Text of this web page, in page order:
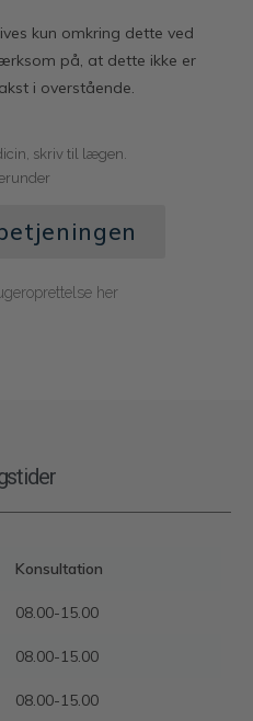
kun omkring dette ved
på, at dette ikke er
i overstående.
skriv til lægen.
her
Konsultation
08.00-15.00
08.00-15.00
08.00-15.00